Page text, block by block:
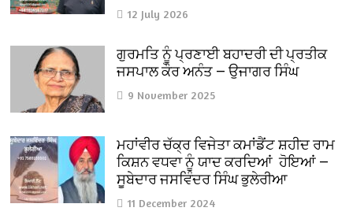
12 July 2026
ਗੁਰਮਤਿ ਨੂੰ ਪ੍ਰਣਾਈ ਬਹਾਦਰੀ ਦੀ ਪ੍ਰਤੀਕ
ਜਸਪਾਲ ਕੌਰ ਅਨੰਤ — ਉਜਾਗਰ ਸਿੰਘ
9 November 2025
ਮਹਾਂਵੀਰ ਚੱਕ੍ਰ ਵਿਜੇਤਾ ਕਮਾਂਡੈਂਟ ਸ਼ਹੀਦ ਰਾਮ
ਕਿਸ਼ਨ ਵਧਵਾ ਨੂੰ ਯਾਦ ਕਰਦਿਆਂ ਹੋਇਆਂ —
ਸੂਬੇਦਾਰ ਜਸਵਿੰਦਰ ਸਿੰਘ ਭੁਲੇਰੀਆ
11 December 2024